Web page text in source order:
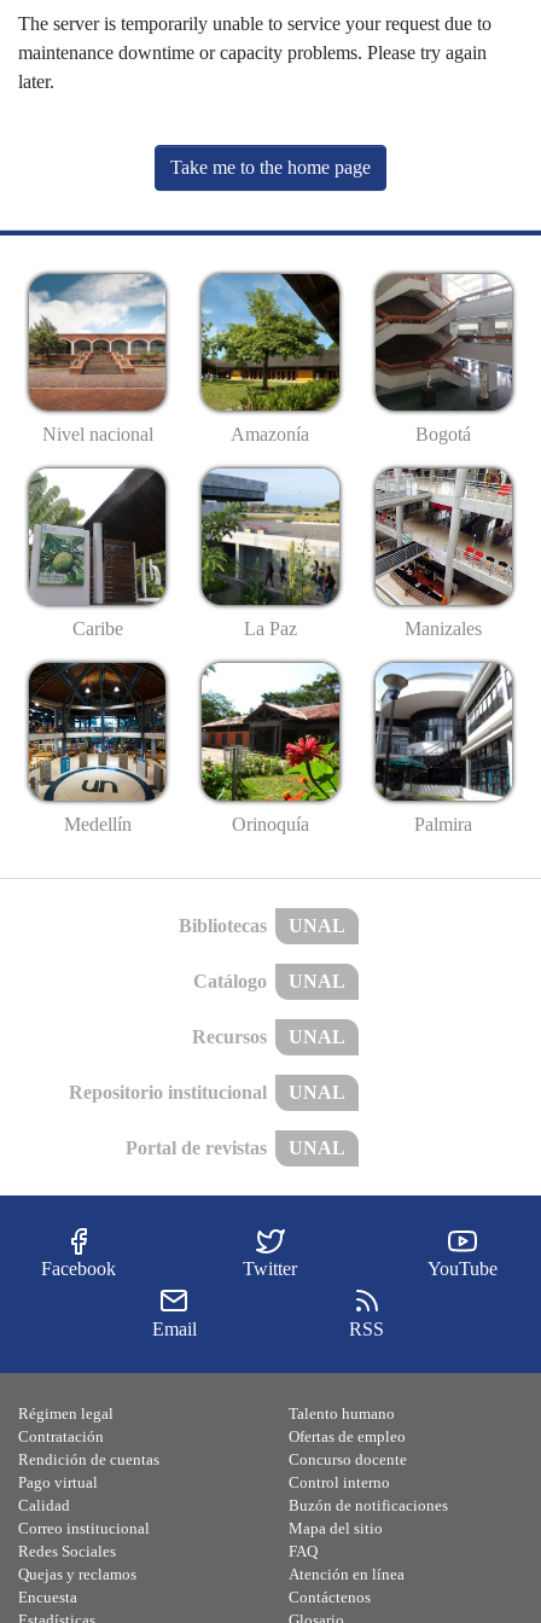
The server is temporarily unable to service your request due to
maintenance downtime or capacity problems. Please try again
later.
Take me to the home page
Nivel nacional Amazonía Bogotá
Caribe La Paz Manizales
Medellín Orinoquía Palmira
Bibliotecas UNAL
Catálogo UNAL
Recursos UNAL
Repositorio institucional UNAL
Portal de revistas UNAL
Facebook Twitter YouTube
Email RSS
Régimen legal
Contratación
Rendición de cuentas
Pago virtual
Calidad
Talento humano
Ofertas de empleo
Concurso docente
Control interno
Buzón de notificaciones
Correo institucional
Redes Sociales
Quejas y reclamos
Encuesta
Mapa del sitio
FAQ
Atención en línea
Contáctenos